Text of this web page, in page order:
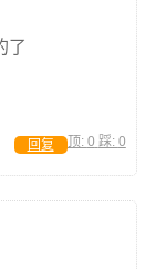
了
顶: 0 踩: 0
回复